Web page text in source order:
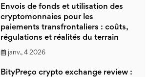
Envois de fonds et utilisation des
cryptomonnaies pour les
paiements transfrontaliers : coûts,
régulations et réalités du terrain
janv., 4 2026
BityPreço crypto exchange review :